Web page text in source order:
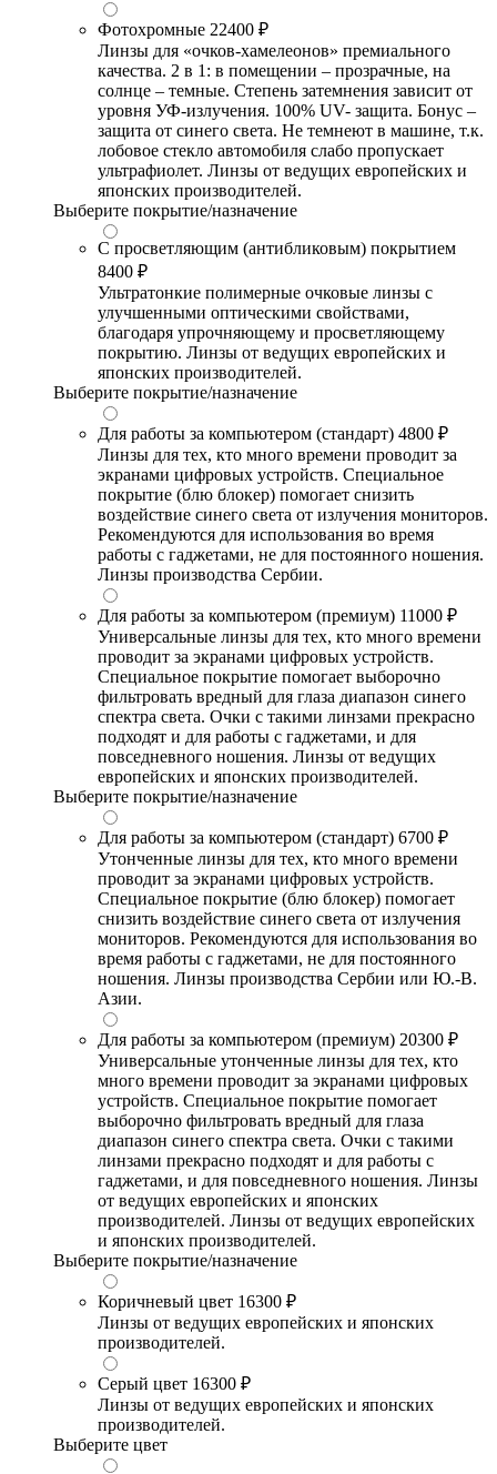
Фотохромные 22400 ₽
Линзы для «очков-хамелеонов» премиального
качества. 2 в 1: в помещении – прозрачные, на
солнце – темные. Степень затемнения зависит от
уровня УФ-излучения. 100% UV- защита. Бонус –
защита от синего света. Не темнеют в машине, т.к.
лобовое стекло автомобиля слабо пропускает
ультрафиолет. Линзы от ведущих европейских и
японских производителей.
Выберите покрытие/назначение
С просветляющим (антибликовым) покрытием
8400 ₽
Ультратонкие полимерные очковые линзы с
улучшенными оптическими свойствами,
благодаря упрочняющему и просветляющему
покрытию. Линзы от ведущих европейских и
японских производителей.
Выберите покрытие/назначение
Для работы за компьютером (стандарт) 4800 ₽
Линзы для тех, кто много времени проводит за
экранами цифровых устройств. Специальное
покрытие (блю блокер) помогает снизить
воздействие синего света от излучения мониторов.
Рекомендуются для использования во время
работы с гаджетами, не для постоянного ношения.
Линзы производства Сербии.
Для работы за компьютером (премиум) 11000 ₽
Универсальные линзы для тех, кто много времени
проводит за экранами цифровых устройств.
Специальное покрытие помогает выборочно
фильтровать вредный для глаза диапазон синего
спектра света. Очки с такими линзами прекрасно
подходят и для работы с гаджетами, и для
повседневного ношения. Линзы от ведущих
европейских и японских производителей.
Выберите покрытие/назначение
Для работы за компьютером (стандарт) 6700 ₽
Утонченные линзы для тех, кто много времени
проводит за экранами цифровых устройств.
Специальное покрытие (блю блокер) помогает
снизить воздействие синего света от излучения
мониторов. Рекомендуются для использования во
время работы с гаджетами, не для постоянного
ношения. Линзы производства Сербии или Ю.-В.
Азии.
Для работы за компьютером (премиум) 20300 ₽
Универсальные утонченные линзы для тех, кто
много времени проводит за экранами цифровых
устройств. Специальное покрытие помогает
выборочно фильтровать вредный для глаза
диапазон синего спектра света. Очки с такими
линзами прекрасно подходят и для работы с
гаджетами, и для повседневного ношения. Линзы
от ведущих европейских и японских
производителей. Линзы от ведущих европейских
и японских производителей.
Выберите покрытие/назначение
Коричневый цвет 16300 ₽
Линзы от ведущих европейских и японских
производителей.
Серый цвет 16300 ₽
Линзы от ведущих европейских и японских
производителей.
Выберите цвет